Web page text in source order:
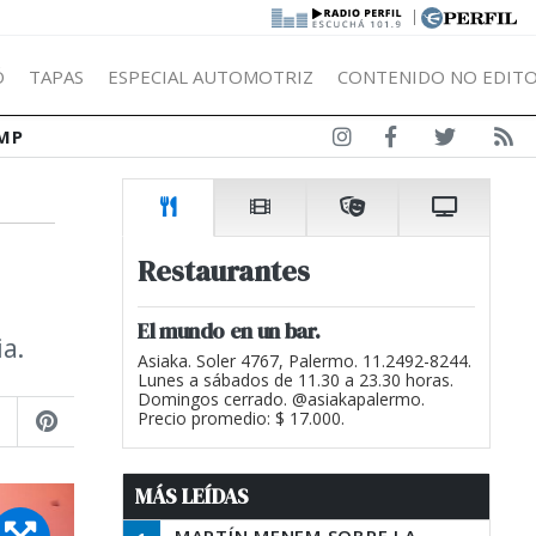
|
TAPAS ESPECIAL AUTOMOTRIZ CONTENIDO NO
Restaurantes
El mundo en un bar.
Asiaka. Soler 4767, Palermo. 11.2492-8244.
Lunes a sábados de 11.30 a 23.30 horas.
Domingos cerrado. @asiakapalermo.
Precio promedio: $ 17.000.
MÁS LEÍDAS